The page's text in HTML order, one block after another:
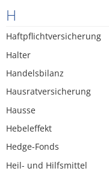
H
Haftpflichtversicherung
Halter
Handelsbilanz
Hausratversicherung
Hausse
Hebeleffekt
Hedge-Fonds
Heil- und Hilfsmittel